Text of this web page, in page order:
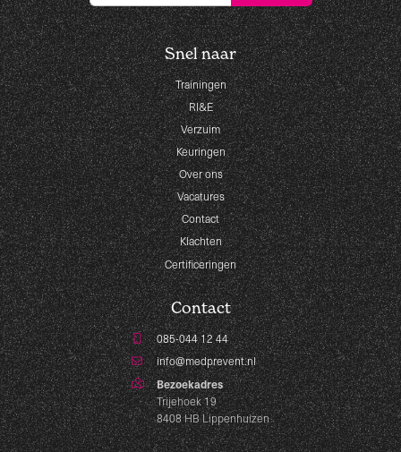
Snel naar
Trainingen
RI&E
Verzuim
Keuringen
Over ons
Vacatures
Contact
Klachten
Certificeringen
Contact
085-044 12 44
info@medprevent.nl
Bezoekadres
Trijehoek 19
8408 HB Lippenhuizen